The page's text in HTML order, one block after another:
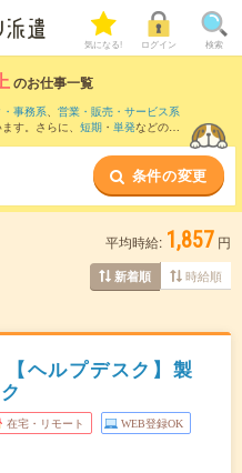
気になる! ログイン 検索
のお仕事一覧
事務系、 営業・販売・サービス系
す。さらに、 短期 ・ 単発などの期
条件の変更
平均時給: 1,857 円
新着順 時給順
ヘルプデスク】製
在宅・リモート WEB登録OK